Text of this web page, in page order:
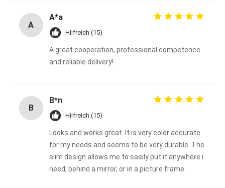
A
A*a
Hilfreich (15)
A great cooperation, professional competence
and reliable delivery!
B
B*n
Hilfreich (15)
Looks and works great. It is very color accurate
for my needs and seems to be very durable. The
slim design allows me to easily put it anywhere i
need, behind a mirror, or in a picture frame.